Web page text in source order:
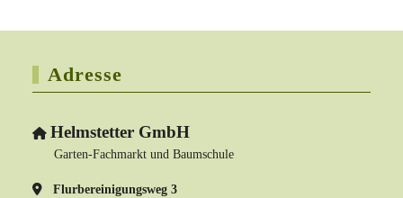
Adresse
Helmstetter GmbH
Garten-Fachmarkt und Baumschule
Flurbereinigungsweg 3